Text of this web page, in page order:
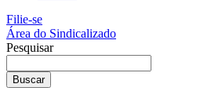
Filie-se
Área do Sindicalizado
Pesquisar
Buscar